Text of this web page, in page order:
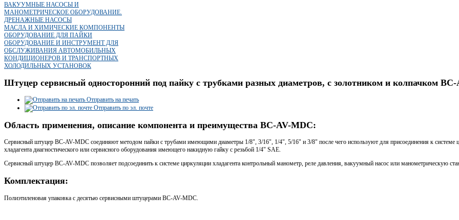
ВАКУУМНЫЕ НАСОСЫ И
МАНОМЕТРИЧЕСКОЕ ОБОРУДОВАНИЕ.
ДРЕНАЖНЫЕ НАСОСЫ
МАСЛА И ХИМИЧЕСКИЕ КОМПОНЕНТЫ
ОБОРУДОВАНИЕ ДЛЯ ПАЙКИ
ОБОРУДОВАНИЕ И ИНСТРУМЕНТ ДЛЯ
ОБСЛУЖИВАНИЯ АВТОМОБИЛЬНЫХ
КОНДИЦИОНЕРОВ И ТРАНСПОРТНЫХ
ХОЛОДИЛЬНЫХ УСТАНОВОК
Штуцер сервисный односторонний под пайку с трубками разных диаметров, с золотником и колпачком
Отправить на печать
Отправить по эл. почте
Область применения, описание компонента и преимущества BC-AV-MDC:
Сервисный штуцер BC-AV-MDC соединяют методом пайки с трубами имеющими диаметры 1/8", 3/16", 1/4", 5/16" и 3/8" после чего используют для присоединения к системе
хладагента диагностического или сервисного оборудования имеющего накидную гайку с резьбой 1/4" SAE.
Сервисный штуцер BC-AV-MDC позволяет подсоединить к системе циркуляции хладагента контрольный манометр, реле давления, вакуумный насос или манометрическую
Комплектация:
Полиэтиленовая упаковка с десятью сервисными штуцерами BC-AV-MDC.